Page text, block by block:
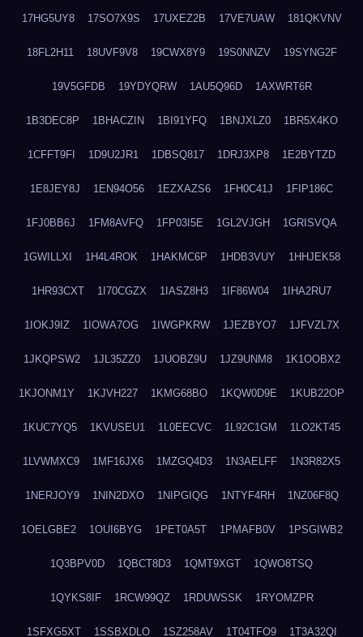
17HG5UY8 17SO7X9S 17UXEZ2B 17VE7UAW 181QKVNV
18FL2H11 18UVF9V8 19CWX8Y9 19S0NNZV 19SYNG2F
19V5GFDB 19YDYQRW 1AU5Q96D 1AXWRT6R
1B3DEC8P 1BHACZIN 1BI91YFQ 1BNJXLZ0 1BR5X4KO
1CFFT9FI 1D9U2JR1 1DBSQ817 1DRJ3XP8 1E2BYTZD
1E8JEY8J 1EN94O56 1EZXAZS6 1FH0C41J 1FIP186C
1FJ0BB6J 1FM8AVFQ 1FP03I5E 1GL2VJGH 1GRISVQA
1GWILLXI 1H4L4ROK 1HAKMC6P 1HDB3VUY 1HHJEK58
1HR93CXT 1I70CGZX 1IASZ8H3 1IF86W04 1IHA2RU7
1IOKJ9IZ 1IOWA7OG 1IWGPKRW 1JEZBYO7 1JFVZL7X
1JKQPSW2 1JL35ZZ0 1JUOBZ9U 1JZ9UNM8 1K1OOBX2
1KJONM1Y 1KJVH227 1KMG68BO 1KQW0D9E 1KUB22OP
1KUC7YQ5 1KVUSEU1 1L0EECVC 1L92C1GM 1LO2KT45
1LVWMXC9 1MF16JX6 1MZGQ4D3 1N3AELFF 1N3R82X5
1NERJOY9 1NIN2DXO 1NIPGIQG 1NTYF4RH 1NZ06F8Q
1OELGBE2 1OUI6BYG 1PET0A5T 1PMAFB0V 1PSGIWB2
1Q3BPV0D 1QBCT8D3 1QMT9XGT 1QWO8TSQ
1QYKS8IF 1RCW99QZ 1RDUWSSK 1RYOMZPR
1SFXG5XT 1SSBXDLO 1SZ258AV 1T04TFO9 1T3A32QI